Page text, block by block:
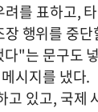
를 표하고,
행위를 중단
"는 문구도
시지를 냈다.
고 있고, 국제